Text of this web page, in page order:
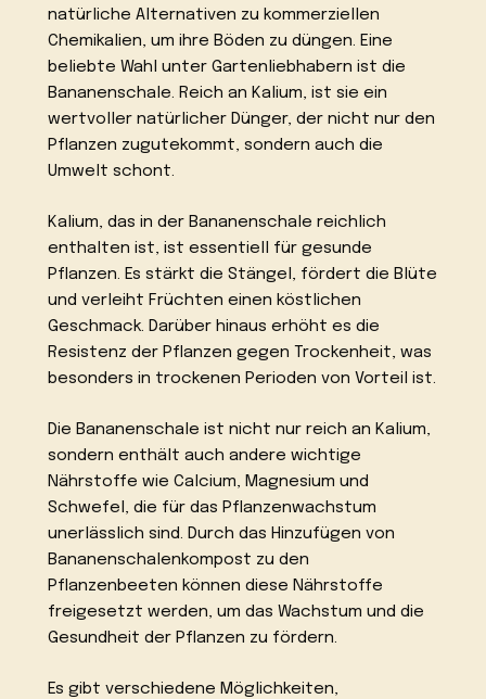
natürliche Alternativen zu kommerziellen
Chemikalien, um ihre Böden zu düngen. Eine
beliebte Wahl unter Gartenliebhabern ist die
Bananenschale. Reich an Kalium, ist sie ein
wertvoller natürlicher Dünger, der nicht nur den
Pflanzen zugutekommt, sondern auch die
Umwelt schont.
Kalium, das in der Bananenschale reichlich
enthalten ist, ist essentiell für gesunde
Pflanzen. Es stärkt die Stängel, fördert die Blüte
und verleiht Früchten einen köstlichen
Geschmack. Darüber hinaus erhöht es die
Resistenz der Pflanzen gegen Trockenheit, was
besonders in trockenen Perioden von Vorteil ist.
Die Bananenschale ist nicht nur reich an Kalium,
sondern enthält auch andere wichtige
Nährstoffe wie Calcium, Magnesium und
Schwefel, die für das Pflanzenwachstum
unerlässlich sind. Durch das Hinzufügen von
Bananenschalenkompost zu den
Pflanzenbeeten können diese Nährstoffe
freigesetzt werden, um das Wachstum und die
Gesundheit der Pflanzen zu fördern.
Es gibt verschiedene Möglichkeiten,